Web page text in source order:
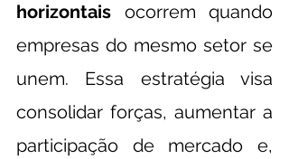
horizontais ocorrem quando
empresas do mesmo setor se
unem. Essa estratégia visa
consolidar forças, aumentar a
participação de mercado e,